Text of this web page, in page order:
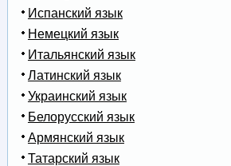
Испанский язык
Немецкий язык
Итальянский язык
Латинский язык
Украинский язык
Белорусский язык
Армянский язык
Татарский язык